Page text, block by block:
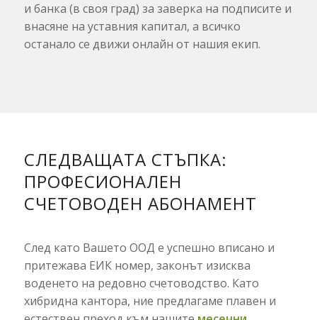
и банка (в своя град) за заверка на подписите и
внасяне на уставния капитал, а всичко
останало се движи онлайн от нашия екип.
СЛЕДВАЩАТА СТЪПКА:
ПРОФЕСИОНАЛЕН
СЧЕТОВОДЕН АБОНАМЕНТ
След като Вашето ООД е успешно вписано и
притежава ЕИК номер, законът изисква
воденето на редовно счетоводство. Като
хибридна кантора, ние предлагаме плавен и